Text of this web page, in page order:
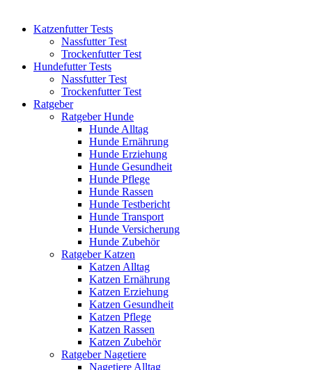
Katzenfutter Tests
Nassfutter Test
Trockenfutter Test
Hundefutter Tests
Nassfutter Test
Trockenfutter Test
Ratgeber
Ratgeber Hunde
Hunde Alltag
Hunde Ernährung
Hunde Erziehung
Hunde Gesundheit
Hunde Pflege
Hunde Rassen
Hunde Testbericht
Hunde Transport
Hunde Versicherung
Hunde Zubehör
Ratgeber Katzen
Katzen Alltag
Katzen Ernährung
Katzen Erziehung
Katzen Gesundheit
Katzen Pflege
Katzen Rassen
Katzen Zubehör
Ratgeber Nagetiere
Nagetiere Alltag